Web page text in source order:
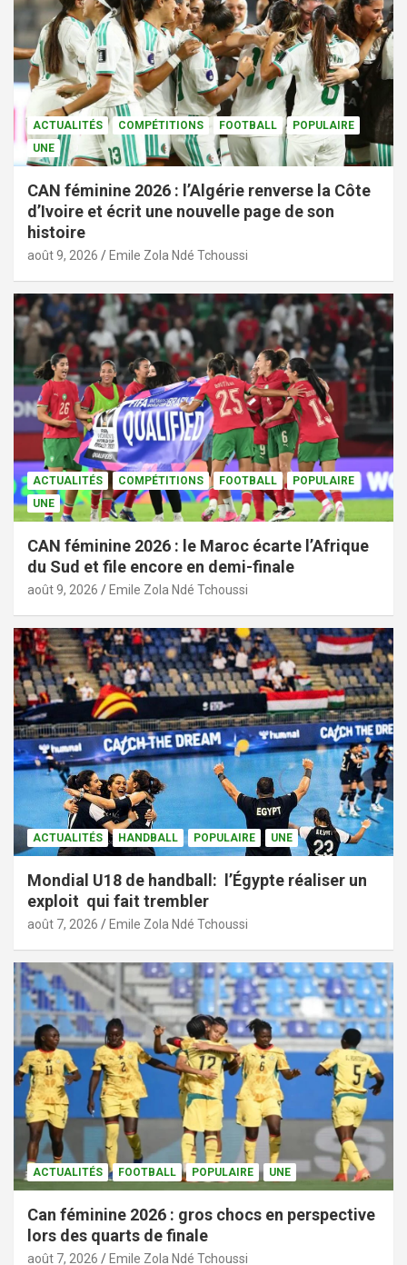
ACTUALITÉS COMPÉTITIONS FOOTBALL
POPULAIRE
UNE
CAN féminine 2026 : l’Algérie renverse la Côte
d’Ivoire et écrit une nouvelle page de son
histoire
août 9, 2026 Emile Zola Ndé Tchoussi
ACTUALITÉS COMPÉTITIONS FOOTBALL
POPULAIRE
UNE
CAN féminine 2026 : le Maroc écarte l’Afrique
du Sud et file encore en demi-finale
août 9, 2026 Emile Zola Ndé Tchoussi
ACTUALITÉS HANDBALL POPULAIRE UNE
Mondial U18 de handball: l’Égypte réaliser un
exploit qui fait trembler
août 7, 2026 Emile Zola Ndé Tchoussi
ACTUALITÉS FOOTBALL POPULAIRE UNE
Can féminine 2026 : gros chocs en perspective
lors des quarts de finale
août 7, 2026 Emile Zola Ndé Tchoussi